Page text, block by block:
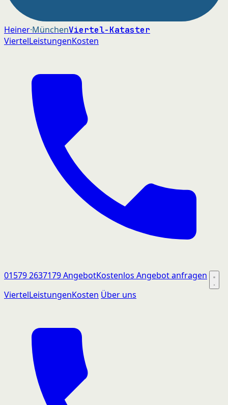
Heiner·MünchenViertel-Kataster
ViertelLeistungenKosten
01579 2637179AngebotKostenlos Angebot anfragen
ViertelLeistungenKosten Über uns